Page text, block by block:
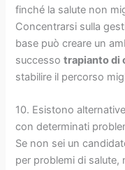
finché la salute non
Concentrarsi sulla
base può creare un
successotrapianto di
stabilire il percorso
10. Esistono
con determinati
Se non sei un
per problemi di